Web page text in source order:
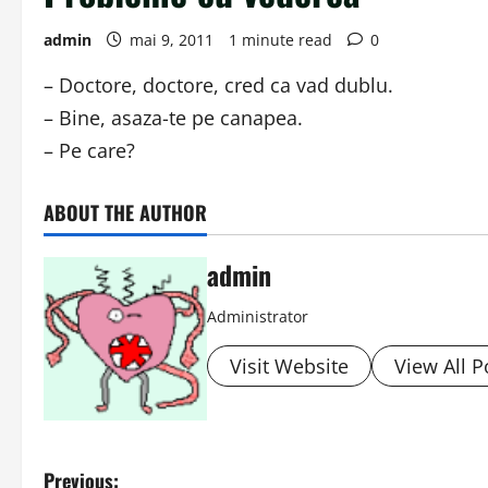
admin mai 9, 2011 1 minute read 0
– Doctore, doctore, cred ca vad dublu.
– Bine, asaza-te pe canapea.
– Pe care?
ABOUT THE AUTHOR
admin
Administrator
Visit Website View All
Previous: